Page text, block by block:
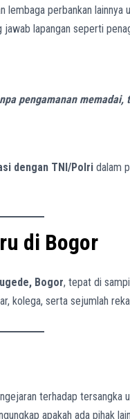
lembaga perbankan
lapangan seperti
pengamanan
dengan TNI/Polri dalam
di Bogor
Bogor, tepat di
kolega, serta sejumlah
terhadap tersangka
apakah ada pihak